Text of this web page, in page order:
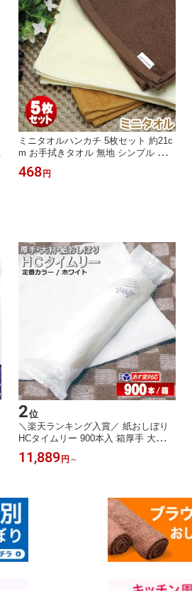
ミニタオルハンカチ 5枚セット 約21c
m お手拭きタオル 無地 シンプル ミニ
タオル タオルハンカチ ハンドタオル
無地タオルハンカチ おしぼり ミニサ
468 円
2位
＼楽天ランキング入賞／ 紙おしぼり
HCタイムリー 900本入 箱厚手 大判
丸型 150本 × 6袋 日本製 王子タイム
リー 当日発送 送料無料 業務用 おし
おしぼりタオル ホワイト ブルー ピン
11,889 円 ～